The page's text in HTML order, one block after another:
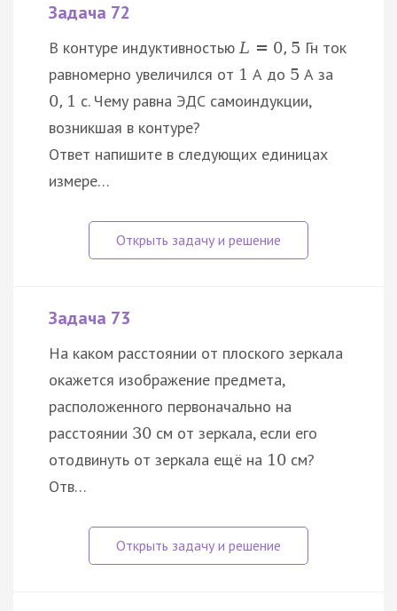
Задача 72
В контуре индуктивностьюL = 0, 5 Гн ток
равномерно увеличился от 1 А до 5 А за
0, 1 с. Чему равна ЭДС самоиндукции,
возникшая в контуре?
Ответ напишите в следующих единицах
измере…
Задача 73
На каком расстоянии от плоского зеркала
окажется изображение предмета,
расположенного первоначально на
расстоянии 30 см от зеркала, если его
отодвинуть от зеркала ещё на 10 см?
Отв…